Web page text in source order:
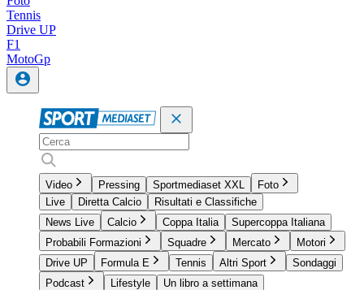
Tennis
Drive UP
F1
MotoGp
Video Pressing Sportmediaset XXL
Foto
Live
Diretta Calcio
Risultati e Classifiche
News Live
Calcio Coppa Italia
Supercoppa Italiana
Probabili Formazioni
Squadre Mercato
Motori
Drive UP
Formula E Tennis Altri Sport
Sondaggi
Podcast
Lifestyle
Un libro a settimana